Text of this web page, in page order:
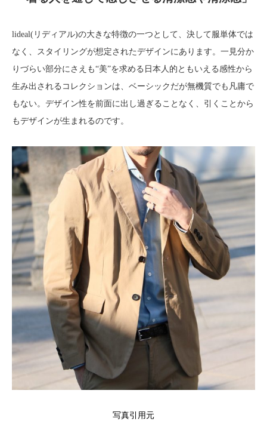
lideal(リディアル)の大きな特徴の一つとして、決して服単体では
なく、スタイリングが想定されたデザインにあります。一見分か
りづらい部分にさえも“美”を求める日本人的ともいえる感性から
生み出されるコレクションは、ベーシックだが無機質でも凡庸で
もない。デザイン性を前面に出し過ぎることなく、引くことから
もデザインが生まれるのです。
写真引用元